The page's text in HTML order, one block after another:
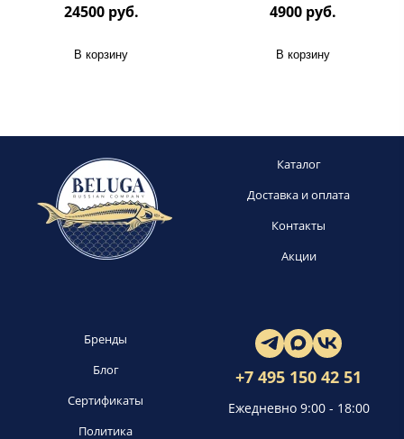
24500 руб.
В корзину
4900 руб.
В корзину
Каталог
Доставка и оплата
Контакты
Акции
Бренды
Блог
Сертификаты
Политика
+7 495 150 42 51
Ежедневно 9:00 - 18:00